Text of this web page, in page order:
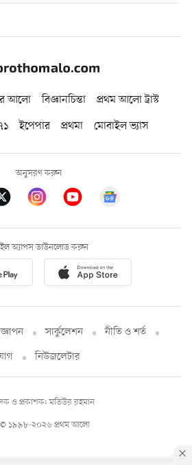
আলো বিজ্ঞানচিন্তা
প্রথম আলো ট্রাস্ট
ইপেপার প্রথমা মোবাইল ভ্যাস
অনুসরণ করুন
অ্যাপস ডাউনলোড করুন
সার্কুলেশন
নীতি ও শর্ত
নিউজলেটার
© ১৯৯৮-২০২৬ প্রথম আলো
ও প্রকাশক: মতিউর রহমান